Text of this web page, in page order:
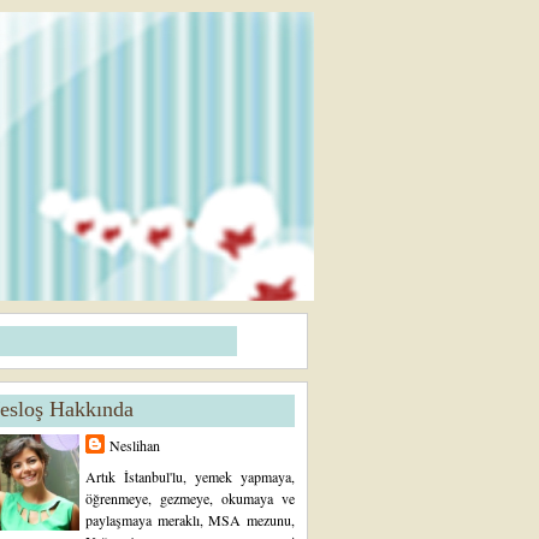
Hakkında
Neslihan
Artık İstanbul'lu, yemek yapmaya,
öğrenmeye, gezmeye, okumaya ve
paylaşmaya meraklı, MSA mezunu,